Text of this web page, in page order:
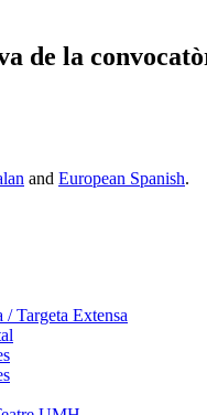
de la
and European Spanish.
Targeta Extensa